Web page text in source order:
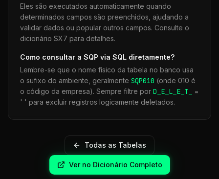
Eles são executados automaticamente quando
determinados campos são preenchidos, ajudando a
validar dados ou popular outros campos. Consulte o
dicionário SX7 para detalhes.
Como consultar a SQP via SQL diretamente?
Lembre-se que o nome físico da tabela no banco usa
o sufixo do ambiente, geralmente SQP010 (onde 010 é
o código da empresa). Sempre filtre por D_E_L_E_T_
=
' ' para excluir registros logicamente deletados.
Todas as Tabelas
Ver no Dicionário Completo